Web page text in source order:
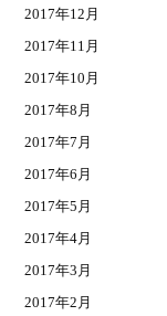
2017年12月
2017年11月
2017年10月
2017年8月
2017年7月
2017年6月
2017年5月
2017年4月
2017年3月
2017年2月